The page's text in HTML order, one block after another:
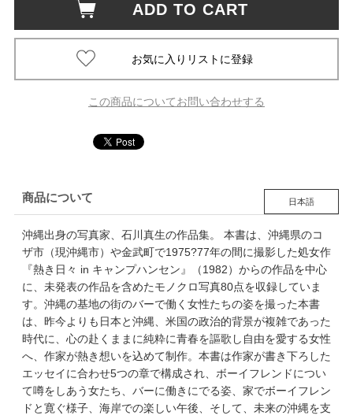
ADD TO CART
この商品についてお問い合わせする
商品について 日本語
沖縄出身の写真家、石川真生の作品集。 本書は、沖縄県のコ
ザ市（現沖縄市）や金武町で1975?77年の間に撮影した処女作
『熱き日々 in キャンプハンセン』（1982）からの作品を中心
に、未発表の作品を含めたモノクロ写真80点を収録していま
す。沖縄の基地の街のバーで働く女性たちの姿を撮った本書
は、昨今よりも日本と沖縄、米国の政治的背景が複雑であった
時代に、心の赴くままに純粋に青春を謳歌し自由を愛する女性
へ、作家が熱き想いを込めて制作。本書は作家が書き下ろした
エッセイに合わせ5つの章で構成され、ボーイフレンドについ
て噂をしあう女たち、バーに働きにでる姿、家でボーイフレン
ドと寛ぐ様子、海岸での楽しい午後、そして、未来の沖縄を支